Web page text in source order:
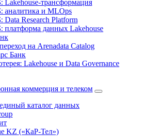
трансформация
аналитика и MLOps
Research Platform
данных Lakehouse
на Arenadata Catalog
Банк
Lakehouse и Data Governance
коммерция и телеком
каталог данных
KZ («КаР-Тел»)